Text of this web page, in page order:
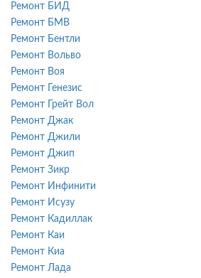
Ремонт БИД
Ремонт БМВ
Ремонт Бентли
Ремонт Вольво
Ремонт Воя
Ремонт Генезис
Ремонт Грейт Вол
Ремонт Джак
Ремонт Джили
Ремонт Джип
Ремонт Зикр
Ремонт Инфинити
Ремонт Исузу
Ремонт Кадиллак
Ремонт Каи
Ремонт Киа
Ремонт Лада